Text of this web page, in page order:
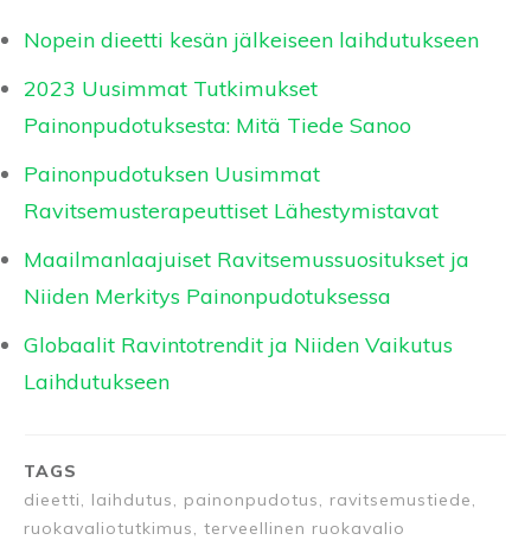
Nopein dieetti kesän jälkeiseen laihdutukseen
2023 Uusimmat Tutkimukset
Painonpudotuksesta: Mitä Tiede Sanoo
Painonpudotuksen Uusimmat
Ravitsemusterapeuttiset Lähestymistavat
Maailmanlaajuiset Ravitsemussuositukset ja
Niiden Merkitys Painonpudotuksessa
Globaalit Ravintotrendit ja Niiden Vaikutus
Laihdutukseen
TAGS
dieetti, laihdutus, painonpudotus, ravitsemustiede,
ruokavaliotutkimus, terveellinen ruokavalio